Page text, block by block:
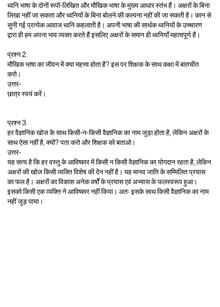
ध्वनि भाषा के दोनों रूपों-लिखित और मौखिक भाषा के मुख्य आधार स्तंभ हैं। अक्षरों के बिना
लिखा नहीं जा सकता और ध्वनियों के बिना बोलने की कल्पना नहीं की जा सकती है। कान से
सुनी गई प्रत्येक आवाज ध्वनि कहलाती है। अपनी भाषा की सार्थक ध्वनियों के उच्चारण
द्वारा ही हम अपना भाव व्यक्त करते हैं इसलिए अक्षरों के समान ही ध्वनियाँ महत्वपूर्ण हैं।
प्रश्न 2.
मौखिक भाषा का जीवन में क्या महत्त्व होता है? इस पर शिक्षक के साथ कक्षा में बातचीत
करो।
उत्तर-
छात्र स्वयं करें।
प्रश्न 3.
हर वैज्ञानिक खोज के साथ किसी-न-किसी वैज्ञानिक का नाम जुड़ा होता है, लेकिन अक्षरों के
साथ ऐसा नहीं है, क्यों? पता करो और शिक्षक को बताओ।
उत्तर-
यह सत्य है कि हर वस्तु के आविष्कार में किसी न किसी वैज्ञानिक का योगदान रहता है, लेकिन
अक्षरों की खोज किसी व्यक्ति विशेष की देन नहीं है। यह मानव जाति के सम्मिलित प्रयास
का फल है। अक्षरों का विकास अनेक वर्षों के प्रयास एवं अभ्यास के फलस्वरूप हुआ।
इसको किसी एक व्यक्ति ने आविष्कार नहीं किया। अतः इसके साथ किसी वैज्ञानिक का नाम
नहीं जुड़ पाया।